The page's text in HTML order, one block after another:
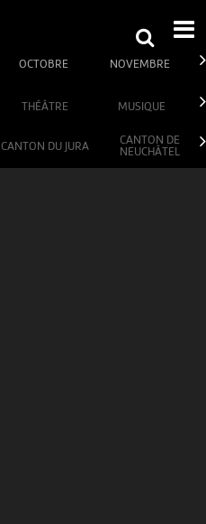
OCTOBRE NOVEMBRE
THÉÂTRE MUSIQUE
CANTON DU JURA
CANTON DE
NEUCHÂTEL